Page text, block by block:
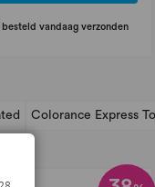
besteld vandaag verzonden
Colorance Express